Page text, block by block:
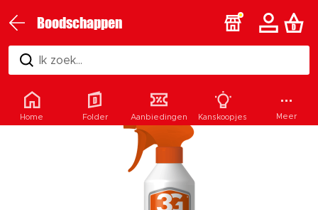
Boodschappen
Ik zoek...
Home Folder Aanbiedingen Kanskoopjes Meer